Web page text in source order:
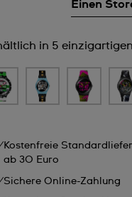
Einen
in 5
Kostenfreie
ab 30 Euro
Sichere Online-Zahlung